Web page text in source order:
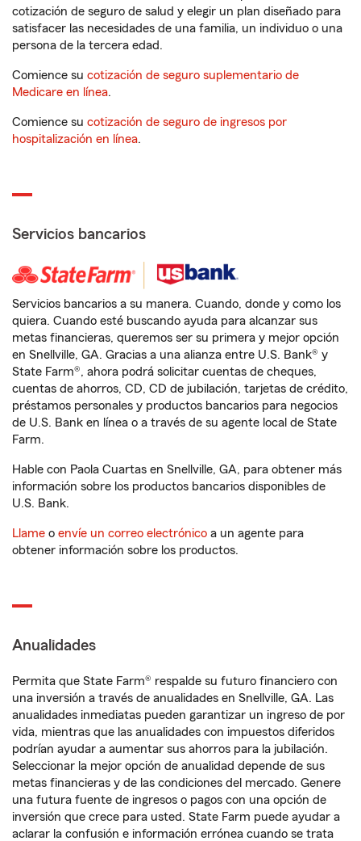
cotización de seguro de salud y elegir un plan diseñado para
satisfacer las necesidades de una familia, un individuo o una
persona de la tercera edad.
Comience su cotización de seguro suplementario de
Medicare en línea.
Comience su cotización de seguro de ingresos por
hospitalización en línea.
Servicios bancarios
Servicios bancarios a su manera. Cuando, donde y como los
quiera. Cuando esté buscando ayuda para alcanzar sus
metas financieras, queremos ser su primera y mejor opción
en Snellville, GA. Gracias a una alianza entre U.S. Bank® y
State Farm®, ahora podrá solicitar cuentas de cheques,
cuentas de ahorros, CD, CD de jubilación, tarjetas de crédito,
préstamos personales y productos bancarios para negocios
de U.S. Bank en línea o a través de su agente local de State
Farm.
Hable con Paola Cuartas en Snellville, GA, para obtener más
información sobre los productos bancarios disponibles de
U.S. Bank.
Llame o envíe un correo electrónico a un agente para
obtener información sobre los productos.
Anualidades
Permita que State Farm® respalde su futuro financiero con
una inversión a través de anualidades en Snellville, GA. Las
anualidades inmediatas pueden garantizar un ingreso de por
vida, mientras que las anualidades con impuestos diferidos
podrían ayudar a aumentar sus ahorros para la jubilación.
Seleccionar la mejor opción de anualidad depende de sus
metas financieras y de las condiciones del mercado. Genere
una futura fuente de ingresos o pagos con una opción de
inversión que crece para usted. State Farm puede ayudar a
aclarar la confusión e información errónea cuando se trata